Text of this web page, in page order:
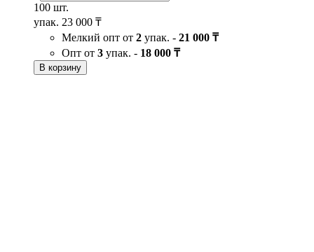
100 шт.
упак. 23 000 ₸
Мелкий опт от 2 упак. - 21 000 ₸
Опт от 3 упак. - 18 000 ₸
В корзину